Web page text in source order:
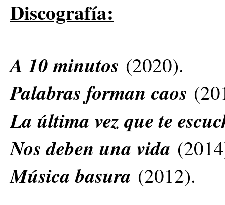
Discografía:
A 10 minutos (2020).
Palabras forman caos
La última vez que te
Nos deben una vida
Música basura (2012).